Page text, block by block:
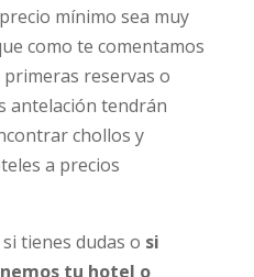
mínimo sea muy
como te comentamos
reservas o
antelación tendrán
chollos y
a precios
tienes dudas o si
tu hotel o